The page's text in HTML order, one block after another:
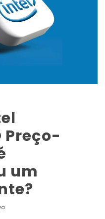
Preço-
um